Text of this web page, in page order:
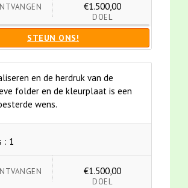
€1.500,00
DOEL
STEUN ONS!
en de herdruk van de
folder en de kleurplaat is een
wens.
: 1
€1.500,00
DOEL